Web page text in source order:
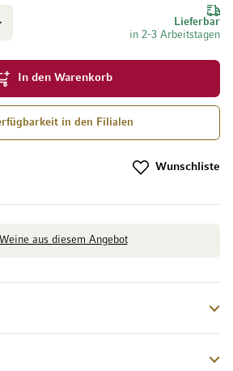
aus diesem Angebot
Lieferbar
in 2-3 Arbeitstagen
In den Warenkorb
in den Filialen
Wunschliste